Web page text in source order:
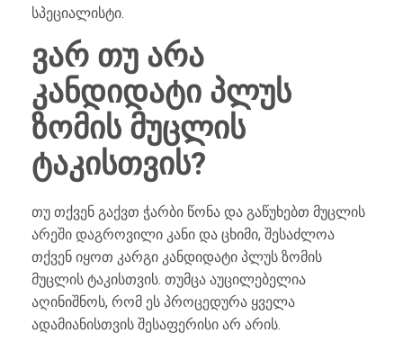
სპეციალისტი.
ვარ თუ არა
კანდიდატი პლუს
ზომის მუცლის
ტაკისთვის?
თუ თქვენ გაქვთ ჭარბი წონა და გაწუხებთ მუცლის
არეში დაგროვილი კანი და ცხიმი, შესაძლოა
თქვენ იყოთ კარგი კანდიდატი პლუს ზომის
მუცლის ტაკისთვის. თუმცა აუცილებელია
აღინიშნოს, რომ ეს პროცედურა ყველა
ადამიანისთვის შესაფერისი არ არის.